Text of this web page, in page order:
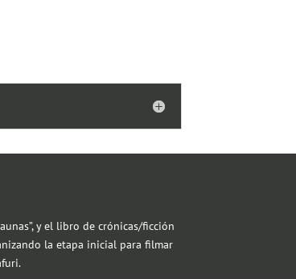
y el libro de crónicas/ficción
la etapa inicial para filmar